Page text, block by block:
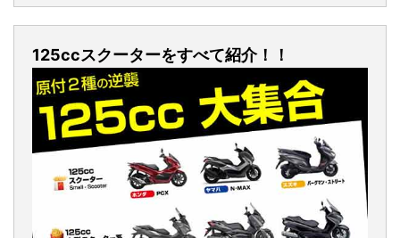
125ccスクーターをすべて紹介！！